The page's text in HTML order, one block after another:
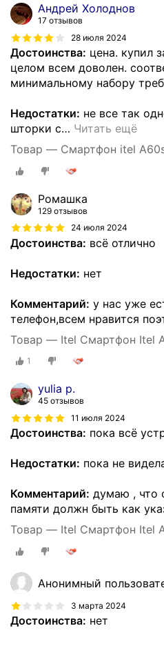
Андрей Холоднов
17 отзывов
28 июля 2024
Достоинства: цена. купил
целом всем доволен.
минимальному набору
Недостатки: не все так
шторки с… Читать ещё
Товар — Смартфон itel
Ромашка
129 отзывов
24 июля 2024
Достоинства: всё отлично
Недостатки: нет
Комментарий: у нас уже
телефон,всем нравится
Товар — Itel Смартфон Itel
1
yulia p.
45 отзывов
11 июля 2024
Достоинства: пока всё
Недостатки: пока не
Комментарий: думаю , что
памяти должн быть как
Товар — Itel Смартфон Itel
Анонимный
3 марта 2024
Достоинства: нет